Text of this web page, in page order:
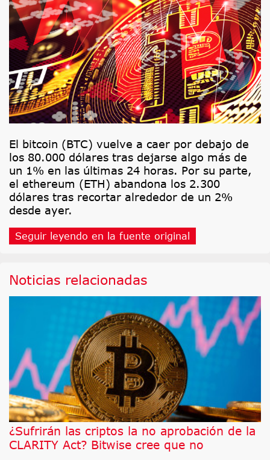
El bitcoin (BTC) vuelve a caer por debajo de
los 80.000 dólares tras dejarse algo más de
un 1% en las últimas 24 horas. Por su parte,
el ethereum (ETH) abandona los 2.300
dólares tras recortar alrededor de un 2%
desde ayer.
Seguir leyendo en la fuente original
Noticias relacionadas
¿Sufrirán las criptos la no aprobación de la
CLARITY Act? Bitwise cree que no